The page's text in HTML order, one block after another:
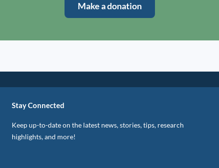
Make a donation
Stay Connected
Keep up-to-date on the latest news, stories, tips, research
highlights, and more!